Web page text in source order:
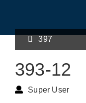
397
393-12
Super User